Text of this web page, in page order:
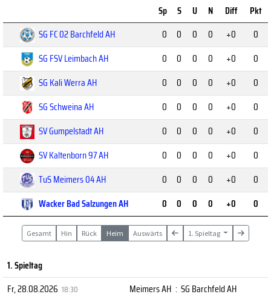
Sp S U N Diff
Pkt
SG FC 02 Barchfeld AH
0 0 0 0 +0
0
SG FSV Leimbach AH
0 0 0 0 +0
0
SG Kali Werra AH
0 0 0 0 +0
0
SG Schweina AH
0 0 0 0 +0
0
SV Gumpelstadt AH
0 0 0 0 +0
0
SV Kaltenborn 97 AH
0 0 0 0 +0
0
TuS Meimers 04 AH
0 0 0 0 +0
0
Wacker Bad Salzungen AH
0 0 0 0 +0 0
Gesamt Hin Rück Heim Auswärts 1. Spieltag
1. Spieltag
Fr, 28.08.2026 18:30 Meimers AH : SG Barchfeld AH